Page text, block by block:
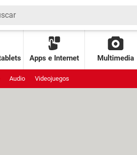
Apps e Internet Multimedia
Audio Videojuegos